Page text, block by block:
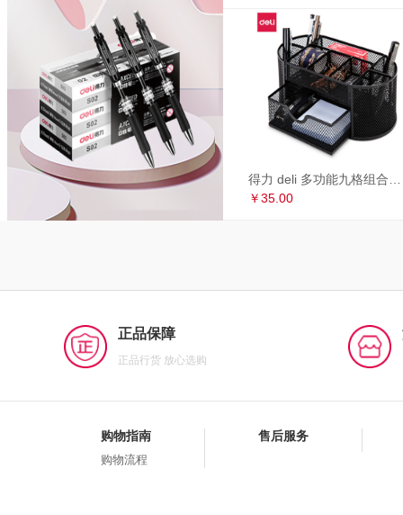
￥35.00
正品保障
正品行货 放心选购
购物指南
购物流程
售后服务